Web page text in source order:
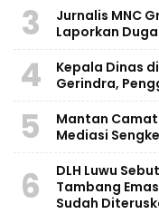
3
Jurnalis MNC
Laporkan
4
Kepala Dinas
Gerindra,
5
Mantan
Mediasi
6
DLH Luwu
Tambang
Sudah